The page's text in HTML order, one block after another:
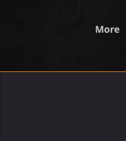
More